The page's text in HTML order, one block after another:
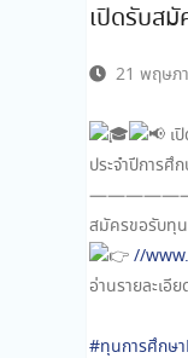
เปิดรับส
21 พฤษภ
เ
ประจำปีการศึ
สมัครขอรับทุน
//
อ่านรายละเอี
#ทุนการศึกษ